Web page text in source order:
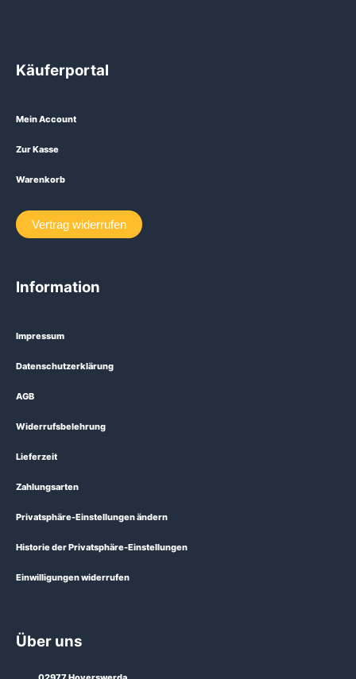
Käuferportal
Mein Account
Zur Kasse
Warenkorb
Vertrag widerrufen
Information
Impressum
Datenschutzerklärung
AGB
Widerrufsbelehrung
Lieferzeit
Zahlungsarten
Privatsphäre-Einstellungen ändern
Historie der Privatsphäre-Einstellungen
Einwilligungen widerrufen
Über uns